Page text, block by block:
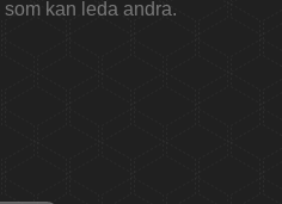
kan leda andra.